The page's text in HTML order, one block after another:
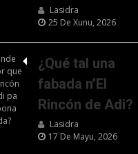
Lasidra
25 De Xunu, 2026
¿Qué tal una
fabada n’El
Rincón de Adi?
Lasidra
17 De Mayu, 2026